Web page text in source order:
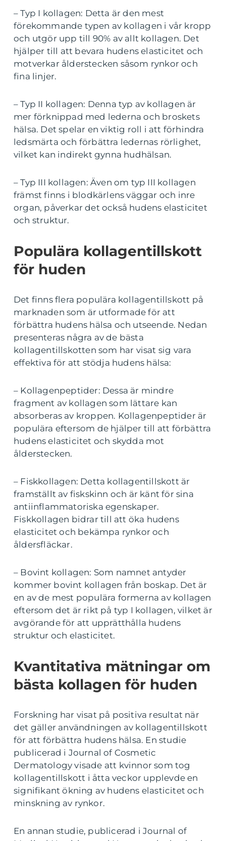
– Typ I kollagen: Detta är den mest
förekommande typen av kollagen i vår kropp
och utgör upp till 90% av allt kollagen. Det
hjälper till att bevara hudens elasticitet och
motverkar ålderstecken såsom rynkor och
fina linjer.
– Typ II kollagen: Denna typ av kollagen är
mer förknippad med lederna och broskets
hälsa. Det spelar en viktig roll i att förhindra
ledsmärta och förbättra ledernas rörlighet,
vilket kan indirekt gynna hudhälsan.
– Typ III kollagen: Även om typ III kollagen
främst finns i blodkärlens väggar och inre
organ, påverkar det också hudens elasticitet
och struktur.
Populära kollagentillskott
för huden
Det finns flera populära kollagentillskott på
marknaden som är utformade för att
förbättra hudens hälsa och utseende. Nedan
presenteras några av de bästa
kollagentillskotten som har visat sig vara
effektiva för att stödja hudens hälsa:
– Kollagenpeptider: Dessa är mindre
fragment av kollagen som lättare kan
absorberas av kroppen. Kollagenpeptider är
populära eftersom de hjälper till att förbättra
hudens elasticitet och skydda mot
ålderstecken.
– Fiskkollagen: Detta kollagentillskott är
framställt av fiskskinn och är känt för sina
antiinflammatoriska egenskaper.
Fiskkollagen bidrar till att öka hudens
elasticitet och bekämpa rynkor och
åldersfläckar.
– Bovint kollagen: Som namnet antyder
kommer bovint kollagen från boskap. Det är
en av de mest populära formerna av kollagen
eftersom det är rikt på typ I kollagen, vilket är
avgörande för att upprätthålla hudens
struktur och elasticitet.
Kvantitativa mätningar om
bästa kollagen för huden
Forskning har visat på positiva resultat när
det gäller användningen av kollagentillskott
för att förbättra hudens hälsa. En studie
publicerad i Journal of Cosmetic
Dermatology visade att kvinnor som tog
kollagentillskott i åtta veckor upplevde en
signifikant ökning av hudens elasticitet och
minskning av rynkor.
En annan studie, publicerad i Journal of